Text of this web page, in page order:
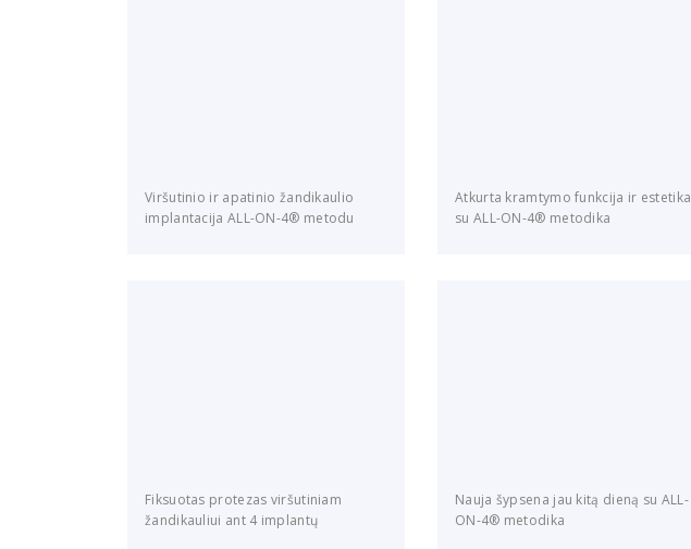
Viršutinio ir apatinio žandikaulio
implantacija ALL-ON-4® metodu
Atkurta kramtymo funkcija ir estetika
su ALL-ON-4® metodika
Fiksuotas protezas viršutiniam
žandikauliui ant 4 implantų
Nauja šypsena jau kitą dieną su ALL-
ON-4® metodika